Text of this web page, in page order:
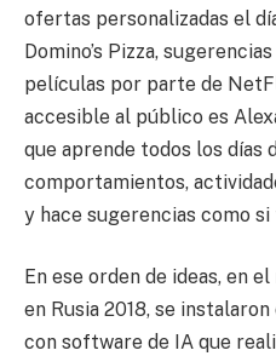
ofertas personalizadas el
Domino’s Pizza,
películas por parte de
accesible al público es
que aprende todos los días
comportamientos,
y hace sugerencias como si
En ese orden de ideas, en
en Rusia 2018, se
con software de IA que